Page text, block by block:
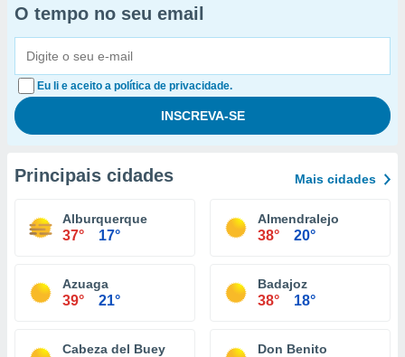
O tempo no seu email
Eu li e aceito a política de privacidade.
Principais cidades Mais cidades
Alburquerque
37° 17°
Almendralejo
38° 20°
Azuaga
39° 21°
Badajoz
38° 18°
Cabeza del Buey Don Benito